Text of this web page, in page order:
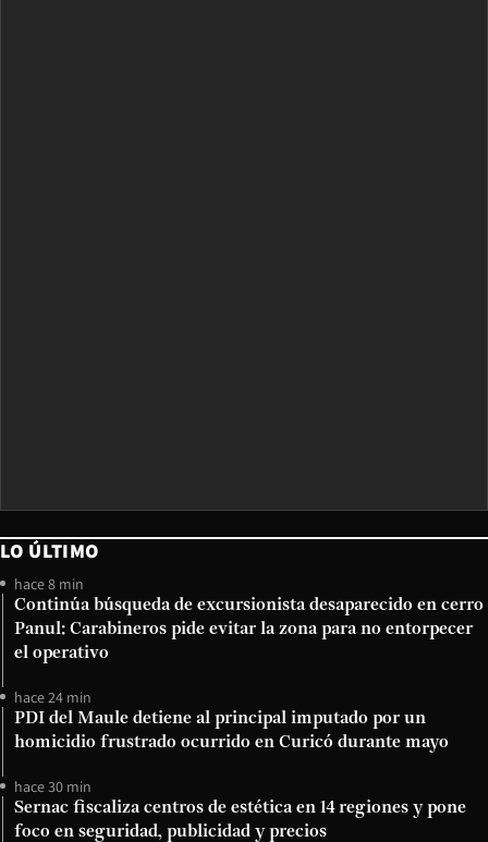
LO ÚLTIMO
hace 8 min
Continúa búsqueda de excursionista desaparecido en cerro
Panul: Carabineros pide evitar la zona para no entorpecer
el operativo
hace 24 min
PDI del Maule detiene al principal imputado por un
homicidio frustrado ocurrido en Curicó durante mayo
hace 30 min
Sernac fiscaliza centros de estética en 14 regiones y pone
foco en seguridad, publicidad y precios